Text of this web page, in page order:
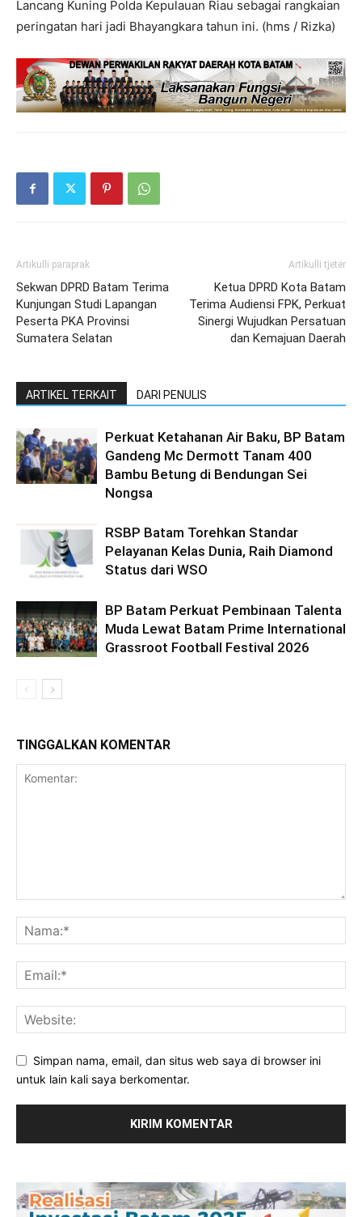
Lancang Kuning Polda Kepulauan Riau sebagai rangkaian
peringatan hari jadi Bhayangkara tahun ini. (hms / Rizka)
Artikulli paraprak
Sekwan DPRD Batam Terima
Kunjungan Studi Lapangan
Peserta PKA Provinsi
Sumatera Selatan
Artikulli tjetër
Ketua DPRD Kota Batam
Terima Audiensi FPK, Perkuat
Sinergi Wujudkan Persatuan
dan Kemajuan Daerah
ARTIKEL TERKAIT DARI PENULIS
Perkuat Ketahanan Air Baku, BP Batam
Gandeng Mc Dermott Tanam 400
Bambu Betung di Bendungan Sei
Nongsa
RSBP Batam Torehkan Standar
Pelayanan Kelas Dunia, Raih Diamond
Status dari WSO
BP Batam Perkuat Pembinaan Talenta
Muda Lewat Batam Prime International
Grassroot Football Festival 2026
TINGGALKAN KOMENTAR
Simpan nama, email, dan situs web saya di browser ini
untuk lain kali saya berkomentar.